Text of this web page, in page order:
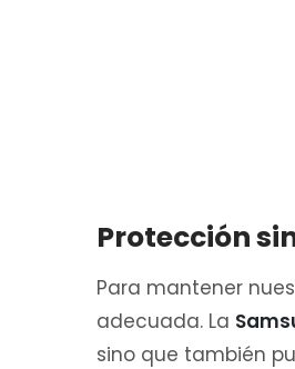
Protección
Para mantener
adecuada. La
sino que también